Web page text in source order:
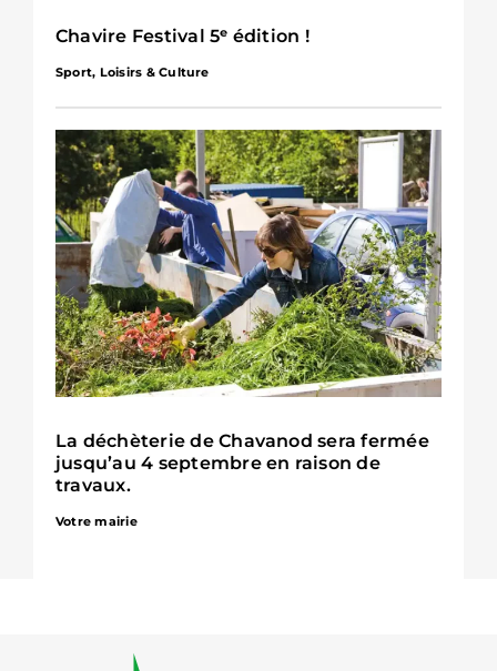
Chavire Festival 5ᵉ édition !
Sport, Loisirs & Culture
La déchèterie de Chavanod sera fermée
jusqu’au 4 septembre en raison de
travaux.
Votre mairie